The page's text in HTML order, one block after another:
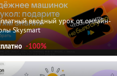
вводный урок от онлайн-
Skysmart
-100%